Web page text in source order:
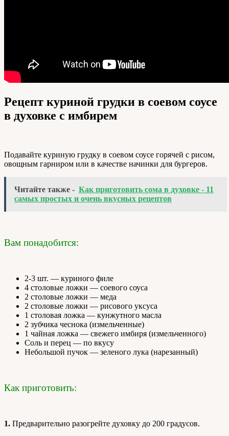
Рецепт куриной грудки в соевом соусе
в духовке с имбирем
Подавайте куриную грудку в соевом соусе горячей с рисом,
овощным гарниром или в качестве начинки для бургеров.
Читайте также - Как приготовить сома в духовке - 11
самых простых и очень вкусных рецептов
Вам понадобится:
2-3 шт. — куриного филе
4 столовые ложки — соевого соуса
2 столовые ложки — меда
2 столовые ложки — рисового уксуса
1 столовая ложка — кунжутного масла
2 зубчика чеснока (измельченные)
1 чайная ложка — свежего имбиря (измельченного)
Соль и перец — по вкусу
Небольшой пучок — зеленого лука (нарезанный)
Как приготовить:
1. Предварительно разогрейте духовку до 200 градусов.